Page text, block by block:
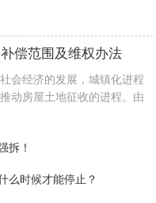
偿范围及维权办法
会经济的发展，城镇化进程
动房屋土地征收的进程。由
拆！
么时候才能停止？